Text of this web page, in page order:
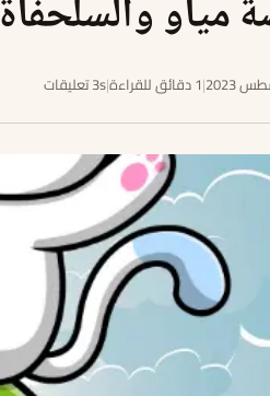
مياو والسلحفاة
|1 دقائق للقراءة |3s تعليقات